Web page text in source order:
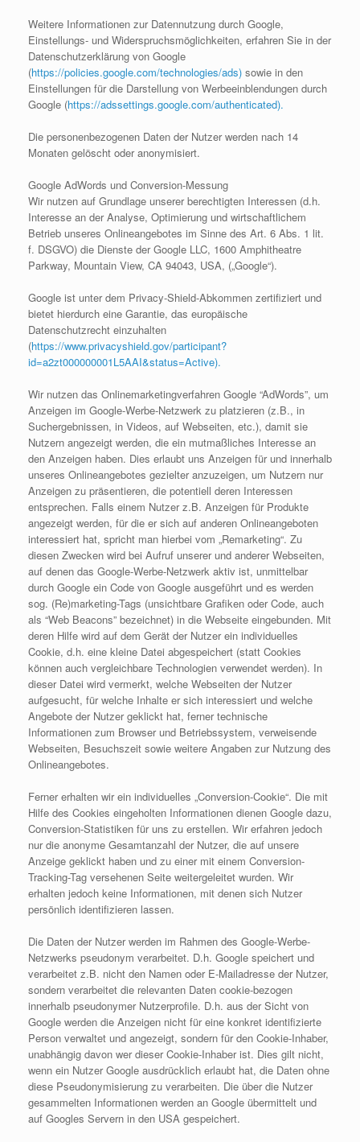
Weitere Informationen zur Datennutzung durch Google,
Einstellungs- und Widerspruchsmöglichkeiten, erfahren Sie in der
Datenschutzerklärung von Google
(https://policies.google.com/technologies/ads) sowie in den
Einstellungen für die Darstellung von Werbeeinblendungen durch
Google (https://adssettings.google.com/authenticated).
Die personenbezogenen Daten der Nutzer werden nach 14
Monaten gelöscht oder anonymisiert.
Google AdWords und Conversion-Messung
Wir nutzen auf Grundlage unserer berechtigten Interessen (d.h.
Interesse an der Analyse, Optimierung und wirtschaftlichem
Betrieb unseres Onlineangebotes im Sinne des Art. 6 Abs. 1 lit.
f. DSGVO) die Dienste der Google LLC, 1600 Amphitheatre
Parkway, Mountain View, CA 94043, USA, („Google“).
Google ist unter dem Privacy-Shield-Abkommen zertifiziert und
bietet hierdurch eine Garantie, das europäische
Datenschutzrecht einzuhalten
(https://www.privacyshield.gov/participant?
id=a2zt000000001L5AAI&status=Active).
Wir nutzen das Onlinemarketingverfahren Google “AdWords”, um
Anzeigen im Google-Werbe-Netzwerk zu platzieren (z.B., in
Suchergebnissen, in Videos, auf Webseiten, etc.), damit sie
Nutzern angezeigt werden, die ein mutmaßliches Interesse an
den Anzeigen haben. Dies erlaubt uns Anzeigen für und innerhalb
unseres Onlineangebotes gezielter anzuzeigen, um Nutzern nur
Anzeigen zu präsentieren, die potentiell deren Interessen
entsprechen. Falls einem Nutzer z.B. Anzeigen für Produkte
angezeigt werden, für die er sich auf anderen Onlineangeboten
interessiert hat, spricht man hierbei vom „Remarketing“. Zu
diesen Zwecken wird bei Aufruf unserer und anderer Webseiten,
auf denen das Google-Werbe-Netzwerk aktiv ist, unmittelbar
durch Google ein Code von Google ausgeführt und es werden
sog. (Re)marketing-Tags (unsichtbare Grafiken oder Code, auch
als “Web Beacons” bezeichnet) in die Webseite eingebunden. Mit
deren Hilfe wird auf dem Gerät der Nutzer ein individuelles
Cookie, d.h. eine kleine Datei abgespeichert (statt Cookies
können auch vergleichbare Technologien verwendet werden). In
dieser Datei wird vermerkt, welche Webseiten der Nutzer
aufgesucht, für welche Inhalte er sich interessiert und welche
Angebote der Nutzer geklickt hat, ferner technische
Informationen zum Browser und Betriebssystem, verweisende
Webseiten, Besuchszeit sowie weitere Angaben zur Nutzung des
Onlineangebotes.
Ferner erhalten wir ein individuelles „Conversion-Cookie“. Die mit
Hilfe des Cookies eingeholten Informationen dienen Google dazu,
Conversion-Statistiken für uns zu erstellen. Wir erfahren jedoch
nur die anonyme Gesamtanzahl der Nutzer, die auf unsere
Anzeige geklickt haben und zu einer mit einem Conversion-
Tracking-Tag versehenen Seite weitergeleitet wurden. Wir
erhalten jedoch keine Informationen, mit denen sich Nutzer
persönlich identifizieren lassen.
Die Daten der Nutzer werden im Rahmen des Google-Werbe-
Netzwerks pseudonym verarbeitet. D.h. Google speichert und
verarbeitet z.B. nicht den Namen oder E-Mailadresse der Nutzer,
sondern verarbeitet die relevanten Daten cookie-bezogen
innerhalb pseudonymer Nutzerprofile. D.h. aus der Sicht von
Google werden die Anzeigen nicht für eine konkret identifizierte
Person verwaltet und angezeigt, sondern für den Cookie-Inhaber,
unabhängig davon wer dieser Cookie-Inhaber ist. Dies gilt nicht,
wenn ein Nutzer Google ausdrücklich erlaubt hat, die Daten ohne
diese Pseudonymisierung zu verarbeiten. Die über die Nutzer
gesammelten Informationen werden an Google übermittelt und
auf Googles Servern in den USA gespeichert.